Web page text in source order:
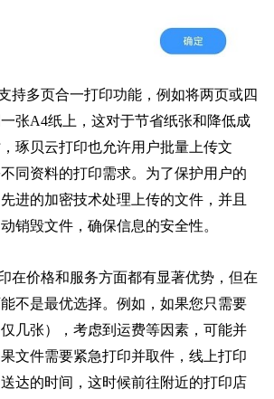
持多页合一打印功能，例如将两页或四
张A4纸上，这对于节省纸张和降低成
琢贝云打印也允许用户批量上传文
同资料的打印需求。为了保护用户的
进的加密技术处理上传的文件，并且
销毁文件，确保信息的安全性。
在价格和服务方面都有显著优势，但在
不是最优选择。例如，如果您只需要
几张），考虑到运费等因素，可能并
文件需要紧急打印并取件，线上打印
达的时间，这时候前往附近的打印店